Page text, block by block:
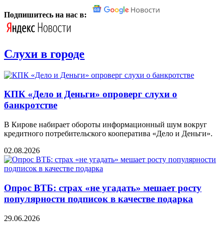
Подпишитесь на нас в:
Слухи в городе
КПК «Дело и Деньги» опроверг слухи о
банкротстве
В Кирове набирает обороты информационный шум вокруг
кредитного потребительского кооператива «Дело и Деньги».
02.08.2026
Опрос ВТБ: страх «не угадать» мешает росту
популярности подписок в качестве подарка
29.06.2026